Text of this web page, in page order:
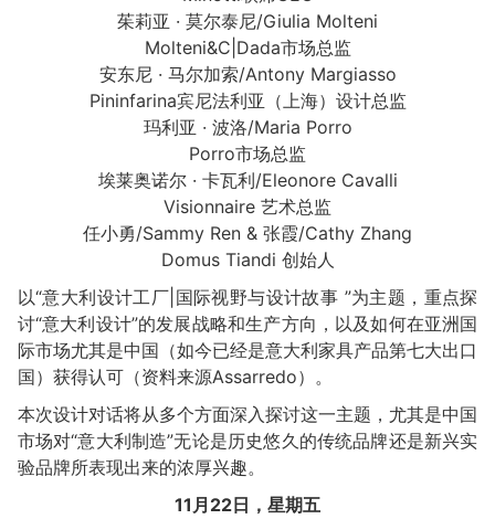
茱莉亚 · 莫尔泰尼/Giulia Molteni
Molteni&C|Dada市场总监
安东尼 · 马尔加索/Antony Margiasso
Pininfarina宾尼法利亚（上海）设计总监
玛利亚 · 波洛/Maria Porro
Porro市场总监
埃莱奥诺尔 · 卡瓦利/Eleonore Cavalli
Visionnaire 艺术总监
任小勇/Sammy Ren & 张霞/Cathy Zhang
Domus Tiandi 创始人
以“意大利设计工厂|国际视野与设计故事 ”为主题，重点探
讨“意大利设计”的发展战略和生产方向，以及如何在亚洲国
际市场尤其是中国（如今已经是意大利家具产品第七大出口
国）获得认可（资料来源Assarredo）。
本次设计对话将从多个方面深入探讨这一主题，尤其是中国
市场对“意大利制造”无论是历史悠久的传统品牌还是新兴实
验品牌所表现出来的浓厚兴趣。
11 月22日，星期五